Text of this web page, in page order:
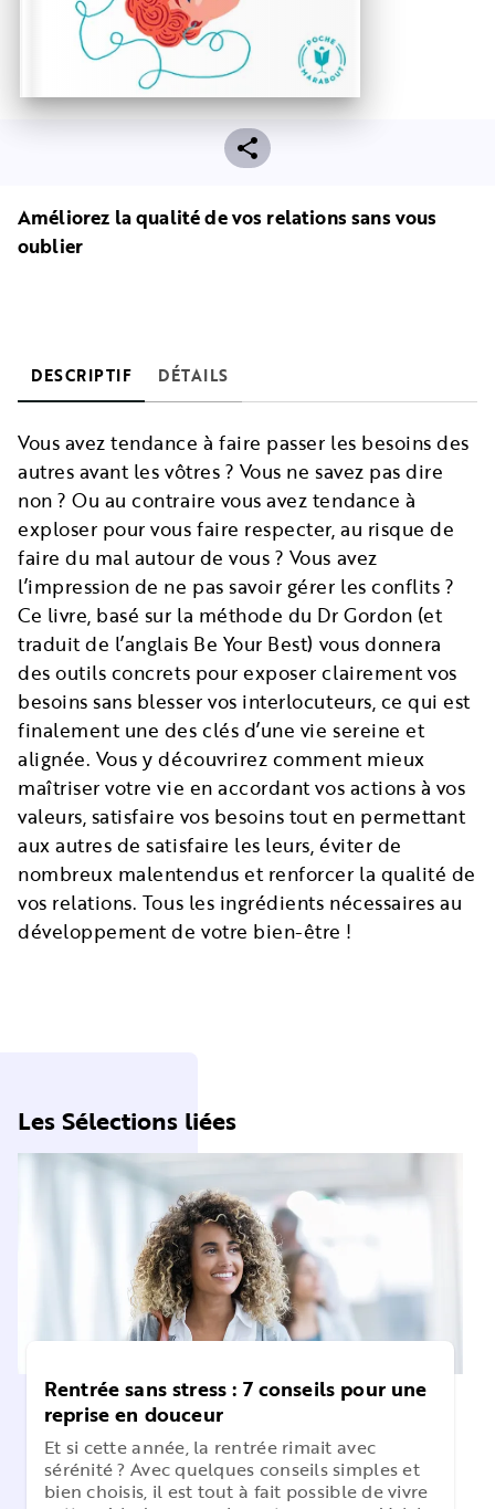
Améliorez la qualité de vos relations sans vous
oublier
DESCRIPTIF DÉTAILS
Vous avez tendance à faire passer les besoins des
autres avant les vôtres ? Vous ne savez pas dire
non ? Ou au contraire vous avez tendance à
exploser pour vous faire respecter, au risque de
faire du mal autour de vous ? Vous avez
l’impression de ne pas savoir gérer les conflits ?
Ce livre, basé sur la méthode du Dr Gordon (et
traduit de l’anglais Be Your Best) vous donnera
des outils concrets pour exposer clairement vos
besoins sans blesser vos interlocuteurs, ce qui est
finalement une des clés d’une vie sereine et
alignée. Vous y découvrirez comment mieux
maîtriser votre vie en accordant vos actions à vos
valeurs, satisfaire vos besoins tout en permettant
aux autres de satisfaire les leurs, éviter de
nombreux malentendus et renforcer la qualité de
vos relations. Tous les ingrédients nécessaires au
développement de votre bien-être !
Les Sélections liées
Rentrée sans stress : 7 conseils pour une
reprise en douceur
Et si cette année, la rentrée rimait avec
sérénité ? Avec quelques conseils simples et
bien choisis, il est tout à fait possible de vivre